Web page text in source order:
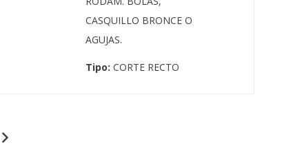
CASQUILLO BRONCE O
AGUJAS.
Tipo: CORTE RECTO